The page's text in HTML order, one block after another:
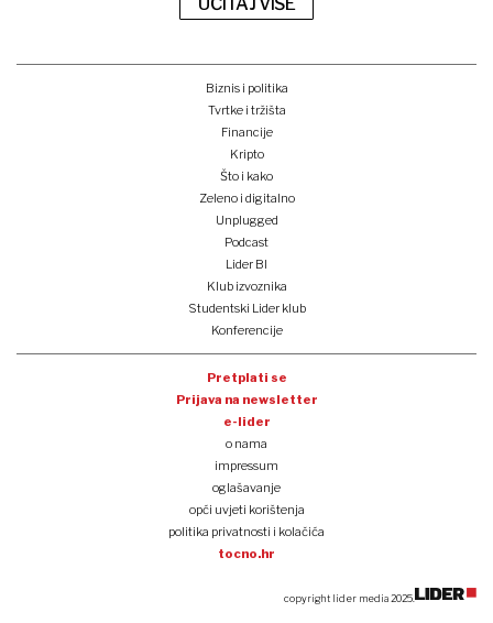
Biznis i politika
Tvrtke i tržišta
Financije
Kripto
Što i kako
Zeleno i digitalno
Unplugged
Podcast
Lider BI
Klub izvoznika
Studentski Lider klub
Konferencije
Pretplati se
Prijava na newsletter
e-lider
o nama
impressum
oglašavanje
opći uvjeti korištenja
politika privatnosti i kolačića
tocno.hr
copyright lider media 2025.